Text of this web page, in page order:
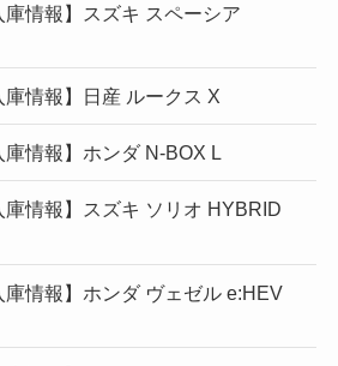
庫情報】スズキ スペーシア
庫情報】日産 ルークス X
庫情報】ホンダ N-BOX L
庫情報】スズキ ソリオ HYBRID
庫情報】ホンダ ヴェゼル e:HEV